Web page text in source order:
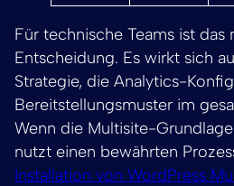
Für technische Teams ist das
Entscheidung. Es wirkt sich
Strategie, die Analytics-
Bereitstellungsmuster im
Wenn die Multisite-
nutzt einen bewährten
Installation von WordPress